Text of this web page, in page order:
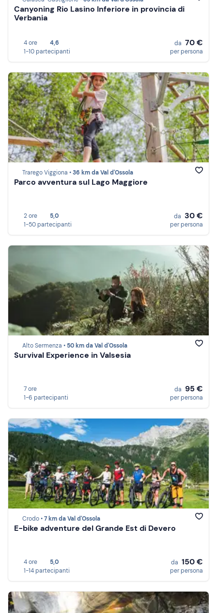
Canyoning Rio Lasino Inferiore in provincia di
Verbania
4 ore
4,6
1-10 partecipanti
da 70 €
per persona
Trarego Viggiona •36 km da Val d'Ossola
Parco avventura sul Lago Maggiore
2 ore
5,0
1-50 partecipanti
da 30 €
per persona
Alto Sermenza • 50 km da Val d'Ossola
Survival Experience in Valsesia
7 ore
1-6 partecipanti
da 95 €
per persona
Crodo •7 km da Val d'Ossola
E-bike adventure del Grande Est di Devero
4 ore
5,0
1-14 partecipanti
da 150 €
per persona